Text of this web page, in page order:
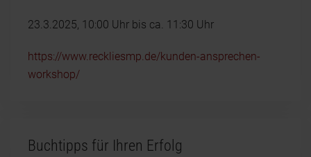
23.3.2025, 10:00 Uhr bis ca. 11:30 Uhr
https://www.reckliesmp.de/kunden-ansprechen-
workshop/
Buchtipps für Ihren Erfolg